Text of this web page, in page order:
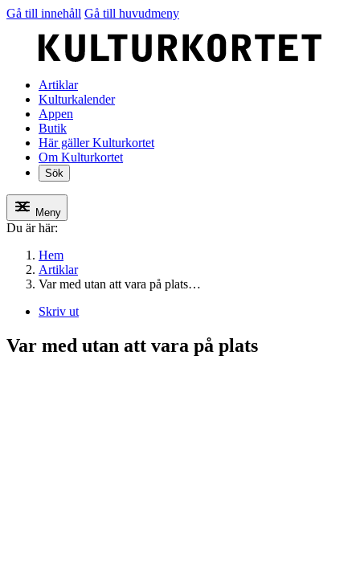
Gå till innehåll Gå till huvudmeny
Artiklar
Kulturkalender
Appen
Butik
Här gäller Kulturkortet
Om Kulturkortet
Sök
Meny
Du är här:
Hem
Artiklar
Var med utan att vara på plats…
Skriv ut
Var med utan att vara på plats